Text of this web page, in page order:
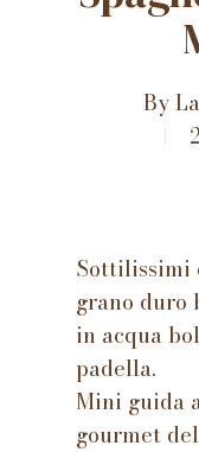
By
Sottilissimi
grano duro
in acqua
padella.
Mini guida
gourmet